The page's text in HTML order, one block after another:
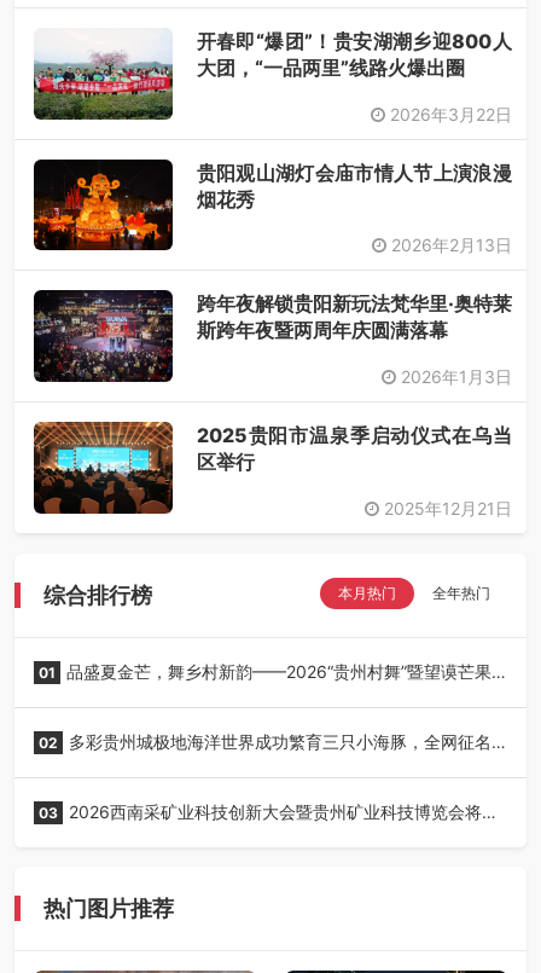
开春即“爆团”！贵安湖潮乡迎800人
大团，“一品两里”线路火爆出圈
2026年3月22日
贵阳观山湖灯会庙市情人节上演浪漫
烟花秀
2026年2月13日
跨年夜解锁贵阳新玩法梵华里·奥特莱
斯跨年夜暨两周年庆圆满落幕
2026年1月3日
2025贵阳市温泉季启动仪式在乌当
区举行
2025年12月21日
综合排行榜 本月热门 全年热门
01 品盛夏金芒，舞乡村新韵——2026“贵州村舞”暨望谟芒果
02 多彩贵州城极地海洋世界成功繁育三只小海豚，全网征名
03 2026西南采矿业科技创新大会暨贵州矿业科技博览会将在
热门图片推荐